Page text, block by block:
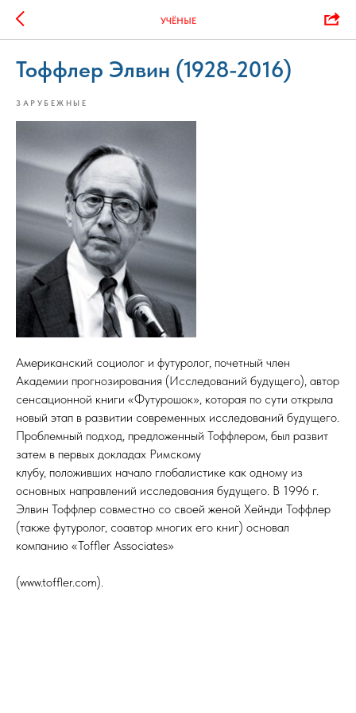
УЧЁНЫЕ
Тоффлер Элвин (1928-2016)
ЗАРУБЕЖНЫЕ
Американский социолог и футуролог, почетный член
Академии прогнозирования (Исследований будущего), автор
сенсационной книги «Футурошок», которая по сути открыла
новый этап в развитии современных исследований будущего.
Проблемный подход, предложенный Тоффлером, был развит
затем в первых докладах Римскому
клубу, положивших начало глобалистике как одному из
основных направлений исследования будущего. В 1996 г.
Элвин Тоффлер совместно со своей женой Хейнди Тоффлер
(также футуролог, соавтор многих его книг) основал
компанию «Toffler Associates»
(www.toffler.com).